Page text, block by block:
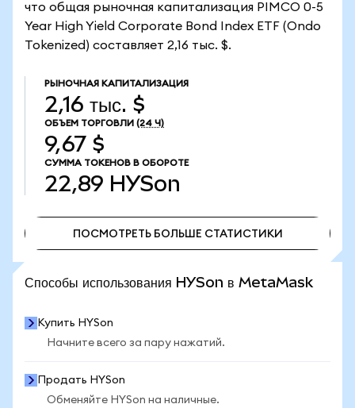
что общая рыночная капитализация PIMCO 0-5
Year High Yield Corporate Bond Index ETF (Ondo
Tokenized) составляет 2,16 тыс. $.
РЫНОЧНАЯ КАПИТАЛИЗАЦИЯ
2,16 тыс. $
ОБЪЕМ ТОРГОВЛИ (24 Ч)
9,67 $
СУММА ТОКЕНОВ В ОБОРОТЕ
22,89 HYSon
ПОСМОТРЕТЬ БОЛЬШЕ СТАТИСТИКИ
Способы использования HYSon в MetaMask
Купить HYSon
Начните всего за пару нажатий.
Продать HYSon
Обменяйте HYSon на наличные.